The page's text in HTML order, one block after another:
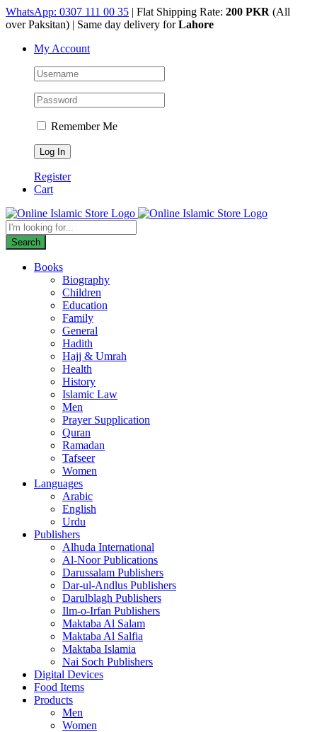
Skip
to
WhatsApp: 0307 111 00 35 | Flat Shipping Rate: 200 PKR (All
over Paksitan) | Same day delivery forLahore
My Account
Remember Me
Register
Cart
Products
search
Search
Books
Biography
Children
Education
Family
General
Hadith
Hajj & Umrah
Health
History
Islamic Law
Men
Prayer Supplication
Quran
Ramadan
Tafseer
Women
Languages
Arabic
English
Urdu
Publishers
Alhuda International
Al-Noor Publications
Darussalam Publishers
Dar-ul-Andlus Publishers
Darulblagh Publishers
Ilm-o-Irfan Publishers
Maktaba Al Salam
Maktaba Al Salfia
Maktaba Islamia
Nai Soch Publishers
Digital Devices
Food Items
Products
Men
Women